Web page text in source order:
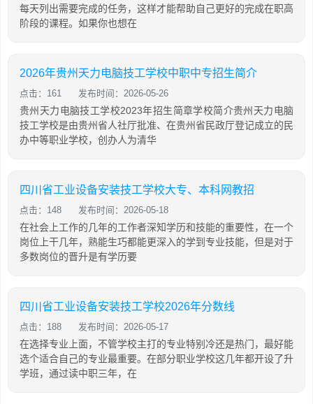
每天列出需要完成的任务，这样才能帮助自己更好的完成在职高
阶段的课程。如果你也想在
2026年贵州天力电脑技工学校中职中专招生简介
点击：161 发布时间：2026-05-26
贵州天力电脑技工学校2023年招生简章学校简介贵州天力电脑
技工学校是由贵州省人社厅批准、在贵州省民政厅登记成立的民
办中等职业学校，创办人为清华
四川省工业设备安装技工学校大专、本科网教招
点击：148 发布时间：2026-05-18
在社会上工作的几年的工作者深知学历和技能的重要性，在一个
岗位上干几年，熟能生巧都能更深入的学到专业技能，但是对于
多数岗位的晋升是有学历要
四川省工业设备安装技工学校2026年分数线
点击：188 发布时间：2026-05-17
在选择专业上面，不管学校主打的专业特别冷还是热门，最好能
选个适合自己的专业最重要。在部分职业学校这几年都开设了升
学班，通过读中职三年，在